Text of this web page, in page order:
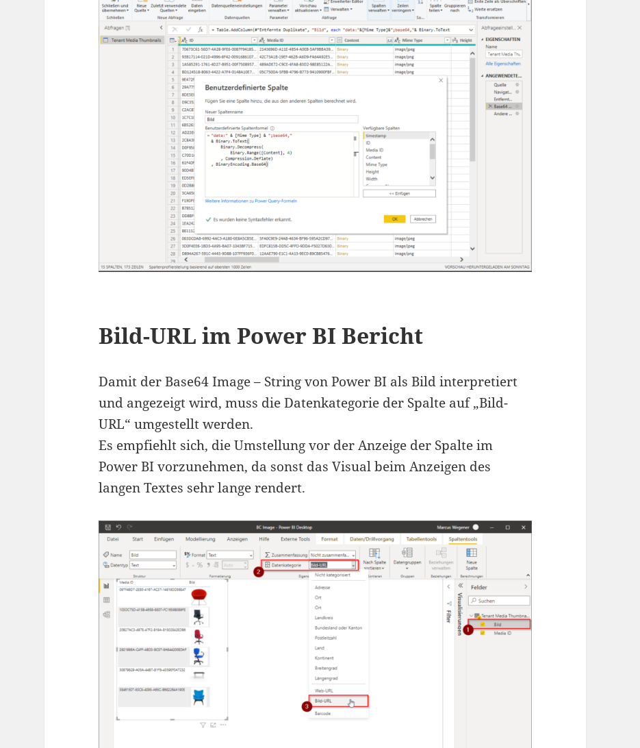
Bild-URL im Power BI Bericht
Damit der Base64 Image – String von Power BI als Bild interpretiert
und angezeigt wird, muss die Datenkategorie der Spalte auf „Bild-
URL“ umgestellt werden.
Es empfiehlt sich, die Umstellung vor der Anzeige der Spalte im
Power BI vorzunehmen, da sonst das Visual beim Anzeigen des
langen Textes sehr lange rendert.